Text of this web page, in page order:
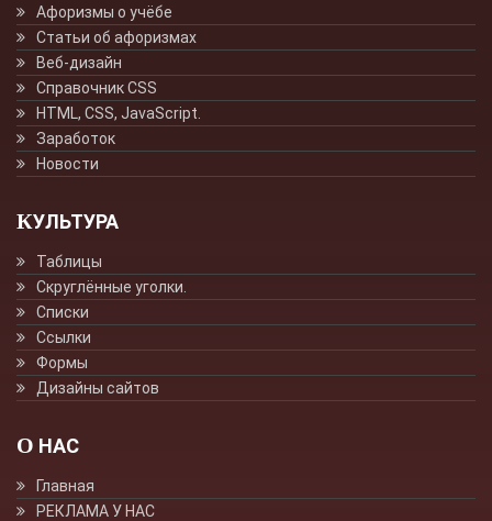
Афоризмы о учёбе
Статьи об афоризмах
Веб-дизайн
Справочник CSS
HTML, CSS, JavaScript.
Заработок
Новости
КУЛЬТУРА
Таблицы
Скруглённые уголки.
Списки
Ссылки
Формы
Дизайны сайтов
О НАС
Главная
РЕКЛАМА У НАС